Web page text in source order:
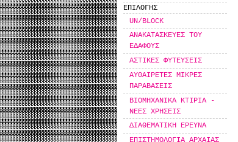
ΕΠΙΛΟΓΗΣ
UN/BLOCK
ΑΝΑΚΑΤΑΣΚΕΥΕΣ ΤΟΥ
ΕΔΑΦΟΥΣ
ΑΣΤΙΚΕΣ ΦΥΤΕΥΣΕΙΣ
ΑΥΘΑΙΡΕΤΕΣ ΜΙΚΡΕΣ
ΠΑΡΑΒΑΣΕΙΣ
ΒΙΟΜΗΧΑΝΙΚΑ ΚΤΙΡΙΑ -
ΝΕΕΣ ΧΡΗΣΕΙΣ
ΔΙΑΘΕΜΑΤΙΚΗ ΕΡΕΥΝΑ